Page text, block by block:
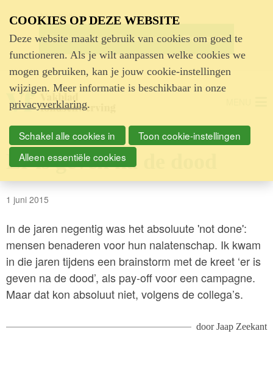
Advertentie
Er is geven na de dood
1 juni 2015
In de jaren negentig was het absoluute 'not done':
mensen benaderen voor hun nalatenschap. Ik kwam
in die jaren tijdens een brainstorm met de kreet ‘er is
geven na de dood’, als pay-off voor een campagne.
Maar dat kon absoluut niet, volgens de collega’s.
doorJaap Zeekant
COOKIES OP DEZE WEBSITE
Deze website maakt gebruik van cookies om goed te
functioneren. Als je wilt aanpassen welke cookies we
mogen gebruiken, kan je jouw cookie-instellingen
wijzigen. Meer informatie is beschikbaar in onze
privacyverklaring.
Schakel alle cookies in
Toon cookie-instellingen
Alleen essentiële cookies